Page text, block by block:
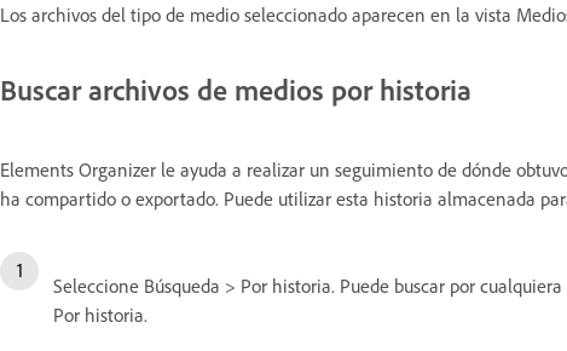
Los archivos del tipo de medio seleccionado aparecen en la vista
Buscar archivos de medios por historia
Elements Organizer le ayuda a realizar un seguimiento de dónde
ha compartido o exportado. Puede utilizar esta historia almacenada
Seleccione Búsqueda > Por historia. Puede buscar por
Por historia.